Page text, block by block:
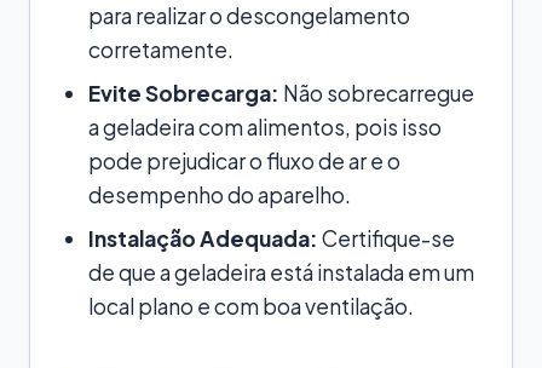
para realizar o descongelamento
corretamente.
Evite Sobrecarga: Não sobrecarregue
a geladeira com alimentos, pois isso
pode prejudicar o fluxo de ar e o
desempenho do aparelho.
Instalação Adequada: Certifique-se
de que a geladeira está instalada em um
local plano e com boa ventilação.